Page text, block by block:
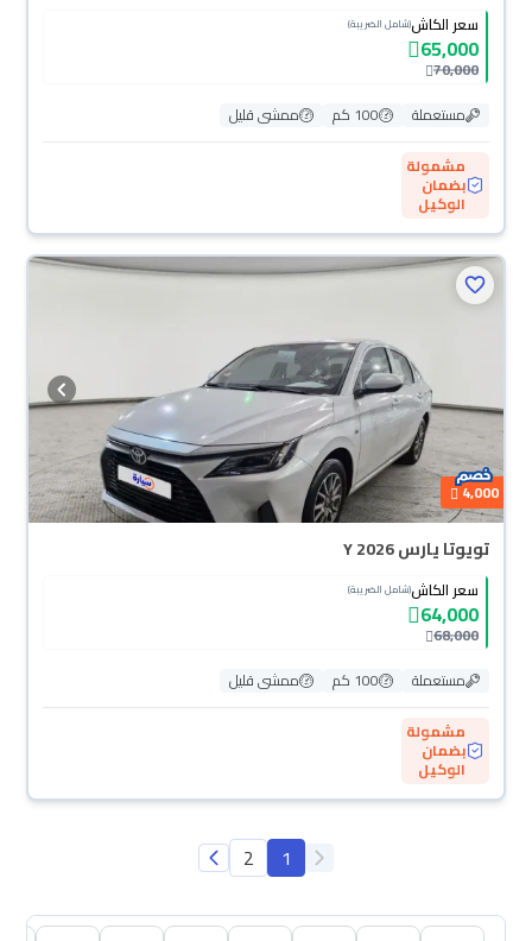
سعر الكاش(شامل الضريبة)
65,000
70,000
مستعملة
100 كم
ممشى قليل
مشمولة
بضمان
الوكيل
4,000
تويوتا يارس Y 2026
سعر الكاش(شامل الضريبة)
64,000
68,000
مستعملة
100 كم
ممشى قليل
مشمولة
بضمان
الوكيل
1
2